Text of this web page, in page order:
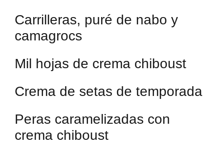
Carrilleras, puré de nabo y
camagrocs
Mil hojas de crema chiboust
Crema de setas de temporada
Peras caramelizadas con
crema chiboust